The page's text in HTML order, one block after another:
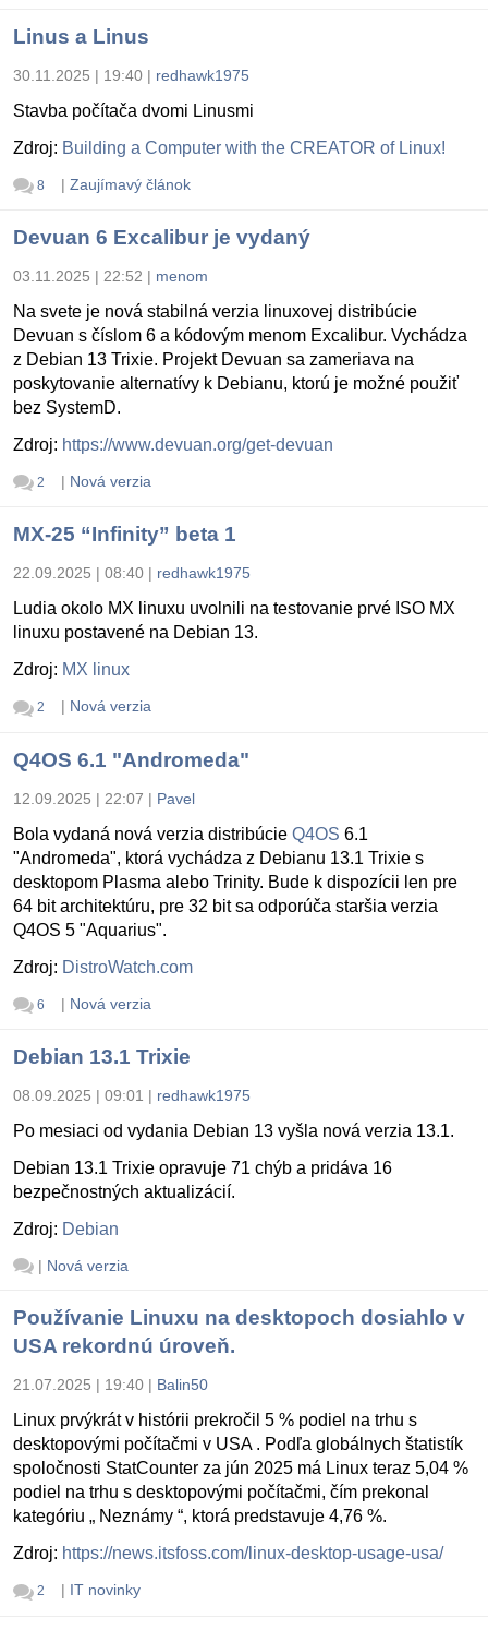
Linus a Linus
30.11.2025 | 19:40 | redhawk1975
Stavba počítača dvomi Linusmi
Zdroj: Building a Computer with the CREATOR of Linux!
8 | Zaujímavý článok
Devuan 6 Excalibur je vydaný
03.11.2025 | 22:52 | menom
Na svete je nová stabilná verzia linuxovej distribúcie
Devuan s číslom 6 a kódovým menom Excalibur. Vychádza
z Debian 13 Trixie. Projekt Devuan sa zameriava na
poskytovanie alternatívy k Debianu, ktorú je možné použiť
bez SystemD.
Zdroj: https://www.devuan.org/get-devuan
2 | Nová verzia
MX-25 “Infinity” beta 1
22.09.2025 | 08:40 | redhawk1975
Ludia okolo MX linuxu uvolnili na testovanie prvé ISO MX
linuxu postavené na Debian 13.
Zdroj: MX linux
2 | Nová verzia
Q4OS 6.1 "Andromeda"
12.09.2025 | 22:07 | Pavel
Bola vydaná nová verzia distribúcie Q4OS 6.1
"Andromeda", ktorá vychádza z Debianu 13.1 Trixie s
desktopom Plasma alebo Trinity. Bude k dispozícii len pre
64 bit architektúru, pre 32 bit sa odporúča staršia verzia
Q4OS 5 "Aquarius".
Zdroj: DistroWatch.com
6 | Nová verzia
Debian 13.1 Trixie
08.09.2025 | 09:01 | redhawk1975
Po mesiaci od vydania Debian 13 vyšla nová verzia 13.1.
Debian 13.1 Trixie opravuje 71 chýb a pridáva 16
bezpečnostných aktualizácií.
Zdroj: Debian
| Nová verzia
Používanie Linuxu na desktopoch dosiahlo v
USA rekordnú úroveň.
21.07.2025 | 19:40 | Balin50
Linux prvýkrát v histórii prekročil 5 % podiel na trhu s
desktopovými počítačmi v USA . Podľa globálnych štatistík
spoločnosti StatCounter za jún 2025 má Linux teraz 5,04 %
podiel na trhu s desktopovými počítačmi, čím prekonal
kategóriu „ Neznámy “, ktorá predstavuje 4,76 %.
Zdroj: https://news.itsfoss.com/linux-desktop-usage-usa/
2 | IT novinky